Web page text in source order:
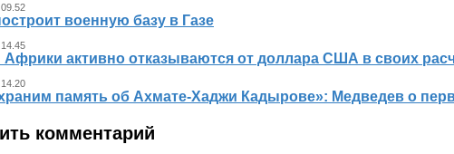
военную базу в Газе
активно отказываются от доллара США в своих
память об Ахмате-Хаджи Кадырове»: Медведев о
комментарий